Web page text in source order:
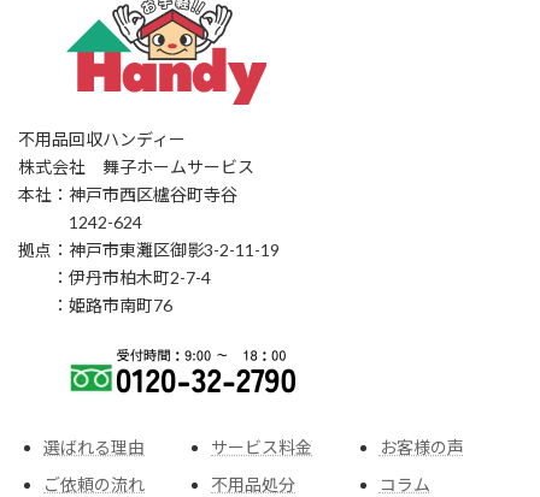
不用品回収ハンディー
株式会社 舞子ホームサービス
本社：神戸市西区櫨谷町寺谷
1242-624
拠点：神戸市東灘区御影3-2-11-19
：伊丹市柏木町2-7-4
：姫路市南町76
選ばれる理由
ご依頼の流れ
サービス料金
不用品処分
お客様の声
コラム